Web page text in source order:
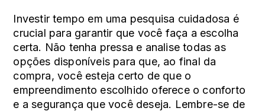
Investir tempo em uma pesquisa cuidadosa é
crucial para garantir que você faça a escolha
certa. Não tenha pressa e analise todas as
opções disponíveis para que, ao final da
compra, você esteja certo de que o
empreendimento escolhido oferece o conforto
e a segurança que você deseja. Lembre-se de